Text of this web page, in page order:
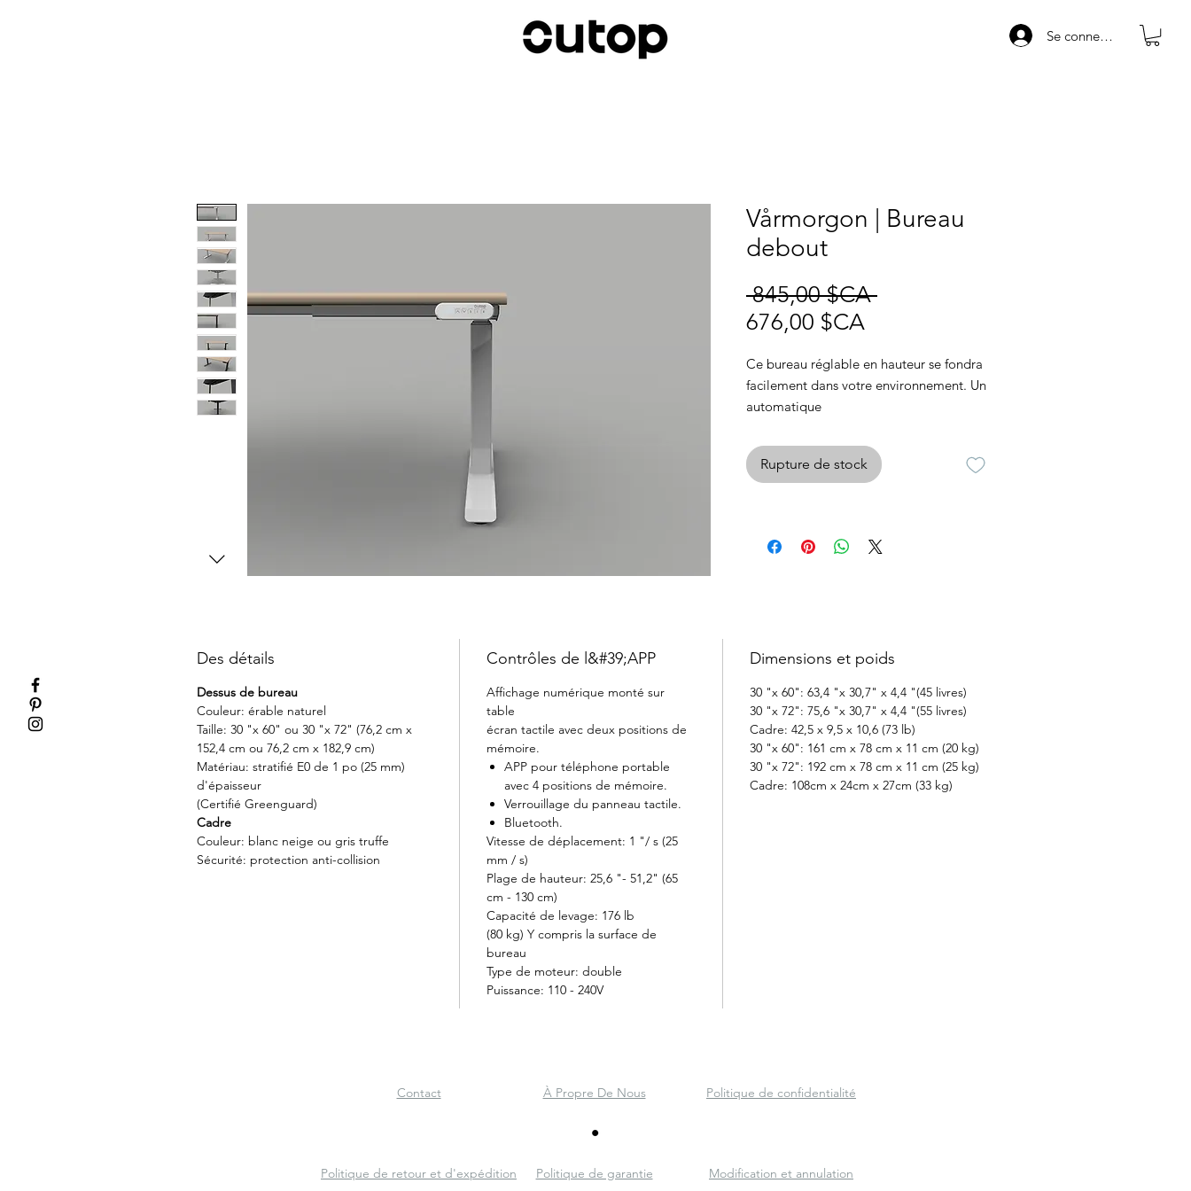
Se connecter
Vårmorgon | Bureau
debout
845,00 $CA Prix
676,00 $CAPrix
Ce bureau réglable en hauteur se fondra
facilement dans votre environnement. Un
automatique
salle de travail
et changez en fonction de vos besoins.
un ajout ergonomique durable à
Rupture de stock
Des détails
Dessus de bureau
Couleur: érable naturel
Taille: 30 "x 60" ou 30 "x 72" (76,2 cm x
152,4 cm ou 76,2 cm x 182,9 cm)
Matériau: stratifié E0 de 1 po (25 mm)
d'épaisseur
(Certifié Greenguard)
Cadre
Couleur: blanc neige ou gris truffe
Sécurité: protection anti-collision
Contrôles de l&#39;APP
Affichage numérique monté sur
table
écran tactile avec deux positions de
mémoire.
APP pour téléphone portable
avec 4 positions de mémoire.
Verrouillage du panneau tactile.
Bluetooth.
Vitesse de déplacement: 1 "/ s (25
mm / s)
Plage de hauteur: 25,6 "- 51,2" (65
cm - 130 cm)
Capacité de levage: 176 lb
(80 kg) Y compris la surface de
bureau
Type de moteur: double
Puissance: 110 - 240V
Dimensions et poids
30 "x 60": 63,4 "x 30,7" x 4,4 "(45 livres)
30 "x 72": 75,6 "x 30,7" x 4,4 "(55 livres)
Cadre: 42,5 x 9,5 x 10,6 (73 lb)
30 "x 60": 161 cm x 78 cm x 11 cm (20 kg)
30 "x 72": 192 cm x 78 cm x 11 cm (25 kg)
Cadre: 108cm x 24cm x 27cm (33 kg)
Contact À Propre De Nous Politique de confidentialité
Politique de retour et d'expédition Politique de garantie Modification et annulation